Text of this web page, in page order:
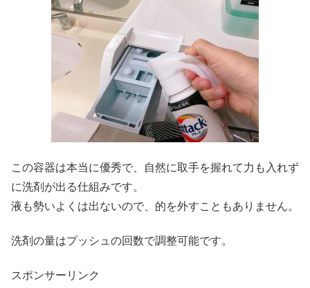
この容器は本当に優秀で、自然に取手を握れて力も入れず
に洗剤が出る仕組みです。
液も勢いよくは出ないので、的を外すこともありません。
洗剤の量はプッシュの回数で調整可能です。
スポンサーリンク